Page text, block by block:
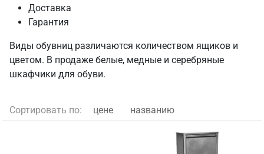
Доставка
Гарантия
Виды обувниц различаются количеством ящиков и
цветом. В продаже белые, медные и серебряные
шкафчики для обуви.
Сортировать по: цене названию